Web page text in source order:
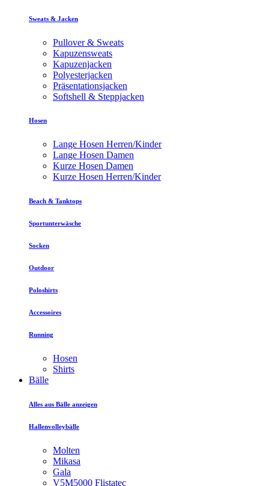
Sweats & Jacken
Pullover & Sweats
Kapuzensweats
Kapuzenjacken
Polyesterjacken
Präsentationsjacken
Softshell & Steppjacken
Hosen
Lange Hosen Herren/Kinder
Lange Hosen Damen
Kurze Hosen Damen
Kurze Hosen Herren/Kinder
Beach & Tanktops
Sportunterwäsche
Socken
Outdoor
Poloshirts
Accessoires
Running
Hosen
Shirts
Bälle
Alles aus Bälle anzeigen
Hallenvolleybälle
Molten
Mikasa
Gala
V5M5000 Flistatec